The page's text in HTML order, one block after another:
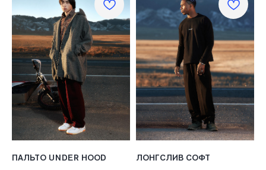
ПАЛЬТО UNDER HOOD ЛОНГСЛИВ СОФТ